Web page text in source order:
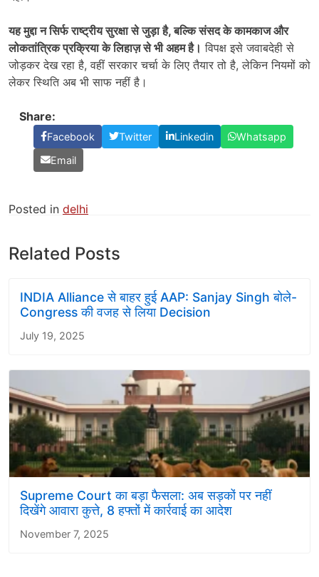
यह मुद्दा न सिर्फ राष्ट्रीय सुरक्षा से जुड़ा है,बल्कि संसद के कामकाज और
लोकतांत्रिक प्रक्रिया के लिहाज़ से भी अहम है। विपक्ष इसे जवाबदेही से
जोड़कर देख रहा है, वहीं सरकार चर्चा के लिए तैयार तो है, लेकिन नियमों को
लेकर स्थिति अब भी साफ नहीं है।
Share:
Facebook Twitter Linkedin
Whatsapp
Email
Posted in delhi
Related Posts
INDIA Alliance से बाहर हुई AAP: Sanjay Singh बोले-
Congress की वजह से लिया Decision
July 19, 2025
Supreme Court का बड़ा फैसला: अब सड़कों पर नहीं
दिखेंगे आवारा कुत्ते, 8 हफ्तों में कार्रवाई का आदेश
November 7, 2025